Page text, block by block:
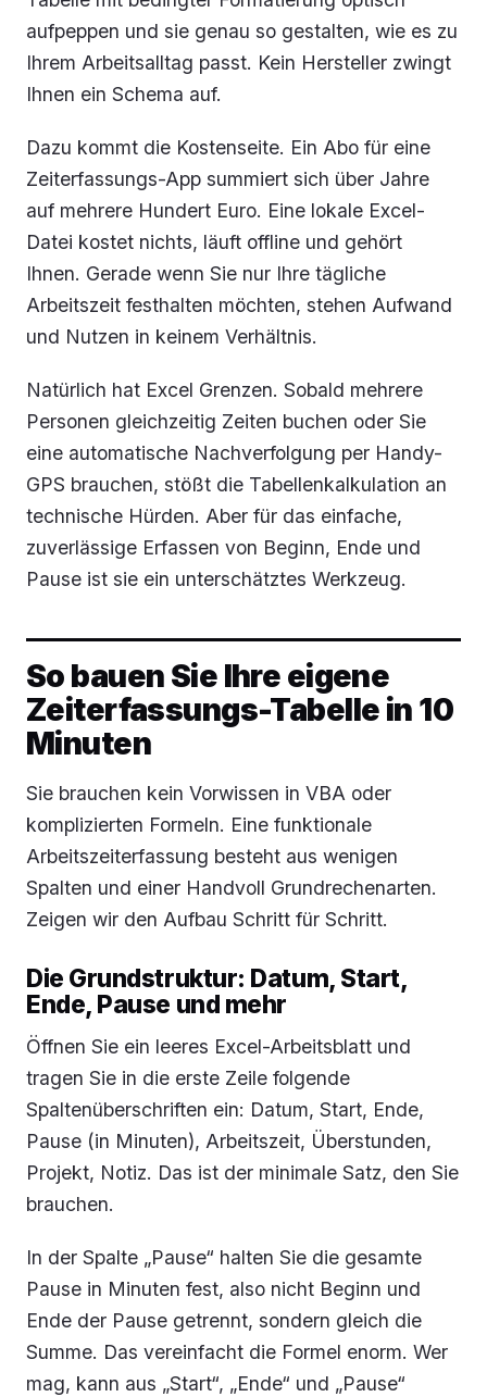
aufpeppen und sie genau so gestalten, wie es zu
Ihrem Arbeitsalltag passt. Kein Hersteller zwingt
Ihnen ein Schema auf.
Dazu kommt die Kostenseite. Ein Abo für eine
Zeiterfassungs-App summiert sich über Jahre
auf mehrere Hundert Euro. Eine lokale Excel-
Datei kostet nichts, läuft offline und gehört
Ihnen. Gerade wenn Sie nur Ihre tägliche
Arbeitszeit festhalten möchten, stehen Aufwand
und Nutzen in keinem Verhältnis.
Natürlich hat Excel Grenzen. Sobald mehrere
Personen gleichzeitig Zeiten buchen oder Sie
eine automatische Nachverfolgung per Handy-
GPS brauchen, stößt die Tabellenkalkulation an
technische Hürden. Aber für das einfache,
zuverlässige Erfassen von Beginn, Ende und
Pause ist sie ein unterschätztes Werkzeug.
So bauen Sie Ihre eigene
Zeiterfassungs-Tabelle in 10
Minuten
Sie brauchen kein Vorwissen in VBA oder
komplizierten Formeln. Eine funktionale
Arbeitszeiterfassung besteht aus wenigen
Spalten und einer Handvoll Grundrechenarten.
Zeigen wir den Aufbau Schritt für Schritt.
Die Grundstruktur: Datum, Start,
Ende, Pause und mehr
Öffnen Sie ein leeres Excel-Arbeitsblatt und
tragen Sie in die erste Zeile folgende
Spaltenüberschriften ein: Datum, Start, Ende,
Pause (in Minuten), Arbeitszeit, Überstunden,
Projekt, Notiz. Das ist der minimale Satz, den Sie
brauchen.
In der Spalte „Pause“ halten Sie die gesamte
Pause in Minuten fest, also nicht Beginn und
Ende der Pause getrennt, sondern gleich die
Summe. Das vereinfacht die Formel enorm. Wer
mag, kann aus „Start“, „Ende“ und „Pause“